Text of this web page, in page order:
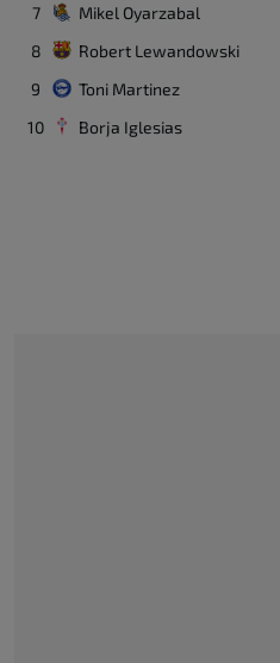
7
Mikel Oyarzabal
8
Robert Lewandowski
9
Toni Martinez
10
Borja Iglesias